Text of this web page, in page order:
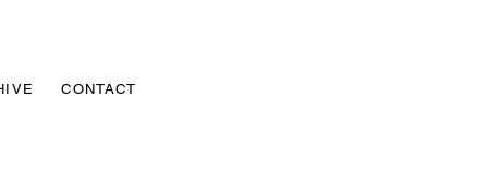
CONTACT